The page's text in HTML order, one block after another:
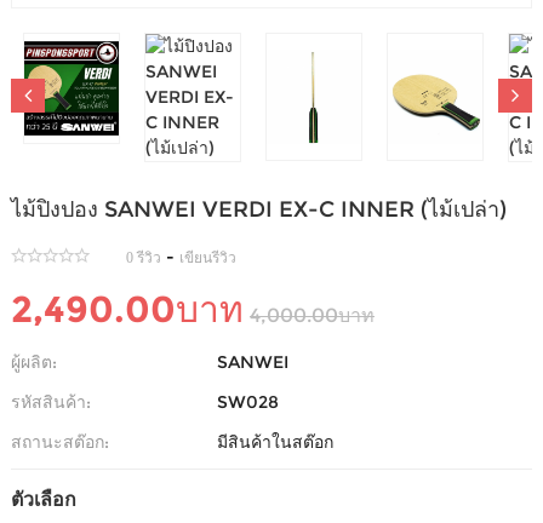
ไม้ปิงปอง SANWEI VERDI EX-C INNER (ไม้เปล่า)
0 รีวิว - เขียนรีวิว
2,490.00บาท 4,000.00บาท
ผู้ผลิต:
SANWEI
รหัสสินค้า:
SW028
สถานะสต๊อก:
มีสินค้าในสต๊อก
ตัวเลือก